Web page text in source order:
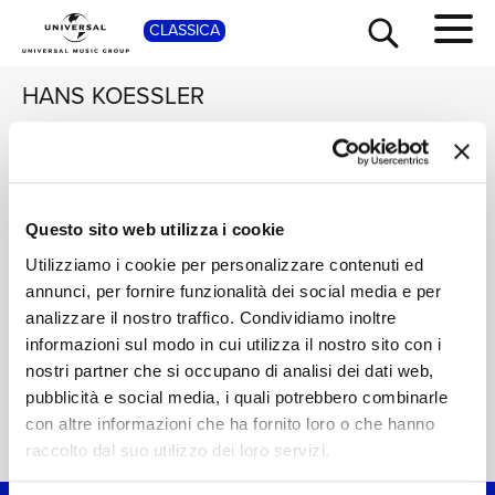
Questo sito web utilizza i cookie
Utilizziamo i cookie per personalizzare contenuti ed
annunci, per fornire funzionalità dei social media e per
analizzare il nostro traffico. Condividiamo inoltre
informazioni sul modo in cui utilizza il nostro sito con i
nostri partner che si occupano di analisi dei dati web,
pubblicità e social media, i quali potrebbero combinarle
con altre informazioni che ha fornito loro o che hanno
raccolto dal suo utilizzo dei loro servizi.
CLASSICA
HANS KOESSLER
KOLLÁR, GABRIELLA
Variationen für
Klavierduo
Digitale
Home Classica > Hans Koessler
SHOP
TOUR
NEWS
RICERCA
CHI SIAMO
CONTATTI
NEWSLETTER